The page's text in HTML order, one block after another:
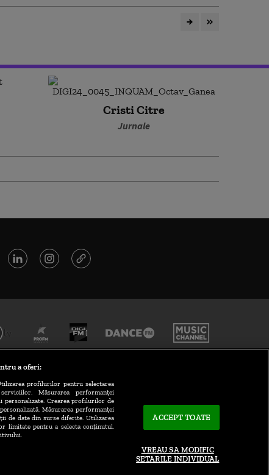
Cristi Citre
Jurnale
CONTACT/INFO
a oferi:
profilurilor pentru selectarea
Măsurarea performanței
Crearea profilurilor de
Măsurarea performanței
de date din surse diferite. Utilizarea
limitate pentru a selecta conținutul.
ACCEPT TOATE
VREAU SA MODIFIC
SETARILE INDIVIDUAL